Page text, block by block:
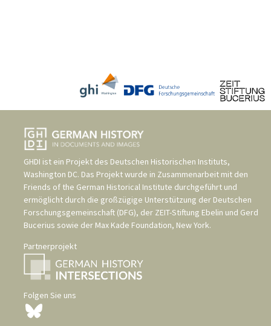
GHDI ist ein Projekt des Deutschen Historischen Instituts,
Washington DC. Das Projekt wurde in Zusammenarbeit mit den
Friends of the German Historical Institute durchgeführt und
ermöglicht durch die großzügige Unterstützung der Deutschen
Forschungsgemeinschaft (DFG), der ZEIT-Stiftung Ebelin und Gerd
Bucerius sowie der Max Kade Foundation, New York.
Partnerprojekt
Folgen Sie uns